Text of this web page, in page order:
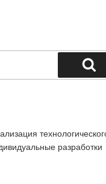
Поиск
разработки